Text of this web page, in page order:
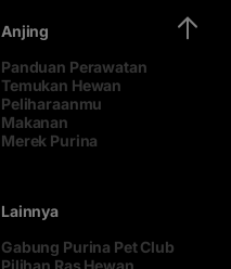
Anjing
Panduan Perawatan
Temukan Hewan
Peliharaanmu
Makanan
Merek Purina
Lainnya
Gabung Purina Pet Club
Pilihan Ras Hewan